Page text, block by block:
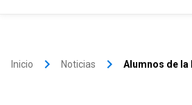
Inicio keyboard_arrow_right Noticias keyboard_arrow_right